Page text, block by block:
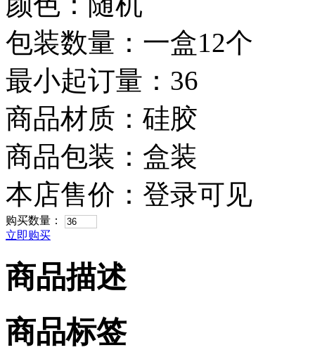
包装数量：一盒12个
最小起订量：36
商品材质：硅胶
商品包装：盒装
本店售价： 登录可见
购买数量：
立即购买
商品描述
商品标签